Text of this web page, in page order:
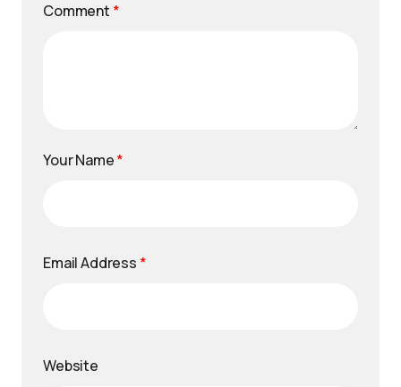
Comment *
Your Name*
Email Address *
Website